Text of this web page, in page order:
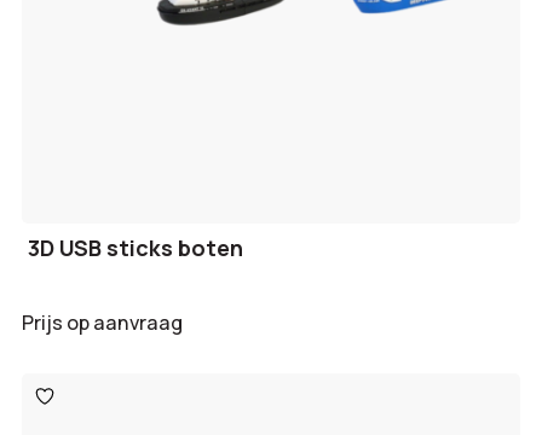
3D USB sticks boten
Prijs op aanvraag
Toevoegen
aan